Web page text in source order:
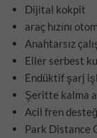
Dijital kokpit
araç hızını
Anahtarsız
Eller serbest
Endüktif şarj
Şeritte kalma
Acil fren
Park Distance